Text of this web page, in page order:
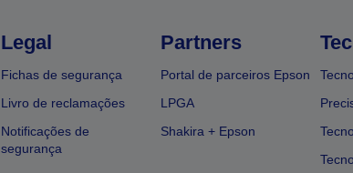
Legal
Fichas de segurança
Livro de reclamações
Notificações de
segurança
Partners
Portal de parceiros Epson
LPGA
Shakira + Epson